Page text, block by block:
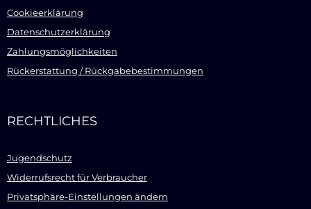
Cookieerklärung
Datenschutzerklärung
Zahlungsmöglichkeiten
Rückerstattung / Rückgabebestimmungen
RECHTLICHES
Jugendschutz
Widerrufsrecht für Verbraucher
Privatsphäre-Einstellungen ändern